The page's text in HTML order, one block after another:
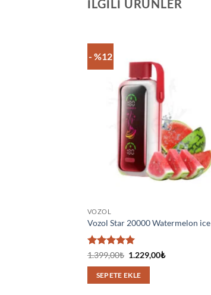
İLGILI ÜRÜNLER
- %12
VOZOL
Vozol Star 20000 Watermelon ice
5 üzerinden
1.399,00₺ Orijinal
1.399,00₺.
1.229,00₺Şu
SEPETE EKLE